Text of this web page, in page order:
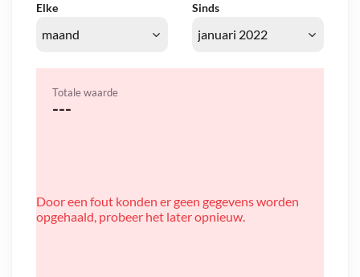
Elke Sinds
Totale waarde
---
Door een fout konden er geen gegevens worden
opgehaald, probeer het later opnieuw.